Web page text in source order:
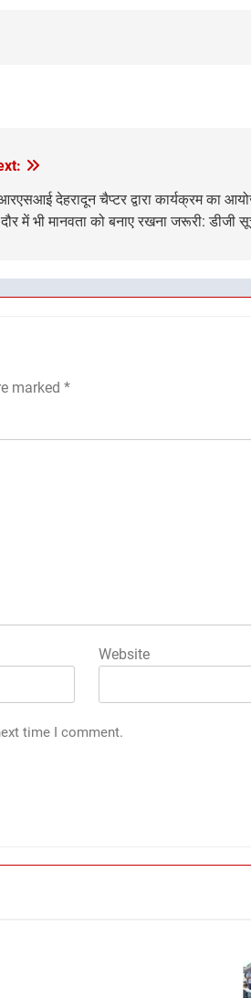
देहरादून चैप्टर द्वारा कार्यक्रम का
में भी मानवता को बनाए रखना जरूरी: डीजी
marked *
Website
time I comment.